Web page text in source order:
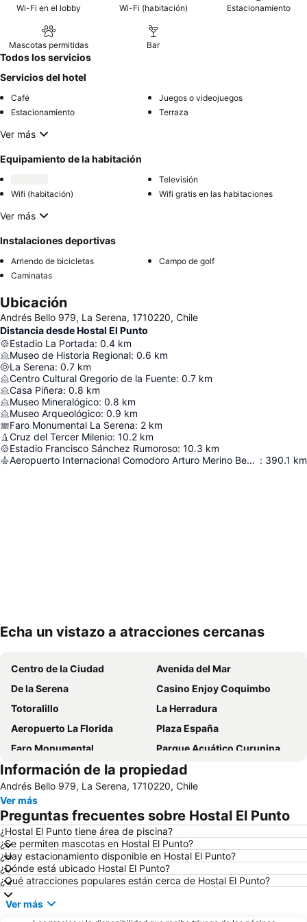
Wi-Fi en el lobby Wi-Fi (habitación) Estacionamiento
Mascotas permitidas Bar
Todos los servicios
Servicios del hotel
Café
Juegos o videojuegos
Estacionamiento
Terraza
Ver más
Equipamiento de la habitación
Televisión
Wifi (habitación)
Wifi gratis en las habitaciones
Ver más
Instalaciones deportivas
Arriendo de bicicletas
Campo de golf
Caminatas
Ubicación
Andrés Bello 979, La Serena, 1710220, Chile
Distancia desde Hostal El Punto
Estadio La Portada: 0.4 km
Museo de Historia Regional: 0.6 km
La Serena: 0.7 km
Centro Cultural Gregorio de la Fuente: 0.7 km
Casa Piñera: 0.8 km
Museo Mineralógico: 0.8 km
Museo Arqueológico: 0.9 km
Faro Monumental La Serena: 2 km
Cruz del Tercer Milenio: 10.2 km
Estadio Francisco Sánchez Rumoroso: 10.3 km
Aeropuerto Internacional Comodoro Arturo Merino Benítez : 390.1 km
Echa un vistazo a atracciones cercanas
Centro de la Ciudad
Avenida del Mar
De la Serena
Casino Enjoy Coquimbo
Totoralillo
La Herradura
Aeropuerto La Florida
Plaza España
Faro Monumental
Parque Acuático Curunina
Puerto de Coquimbo
Museo Arqueológico de la Serena
Museo al aire libre Avenida Francisco de Aguirre
Información de la propiedad
Andrés Bello 979, La Serena, 1710220, Chile
Ver más
Preguntas frecuentes sobre Hostal El Punto
¿Hostal El Punto tiene área de piscina?
¿Se permiten mascotas en Hostal El Punto?
¿Hay estacionamiento disponible en Hostal El Punto?
¿Dónde está ubicado Hostal El Punto?
¿Qué atracciones populares están cerca de Hostal El Punto?
Ver más